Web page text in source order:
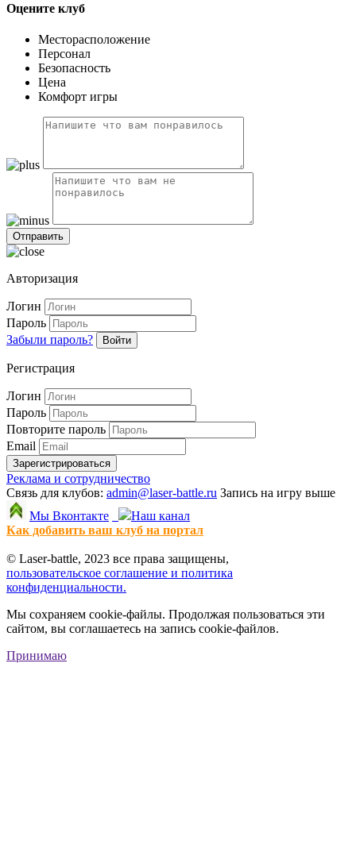
Оцените клуб
Месторасположение
Персонал
Безопасность
Цена
Комфорт игры
Авторизация
Логин
Пароль
Забыли пароль?
Войти
Регистрация
Логин
Пароль
Повторите пароль
Email
Зарегистрироваться
Реклама и сотрудничество
Связь для клубов: admin@laser-battle.ru Запись на игру выше
Мы Вконтакте
Наш канал
Как добавить ваш клуб на портал
© Laser-battle, 2023 все права защищены,
пользовательское соглашение и политика
конфиденциальности.
Мы сохраняем cookie-файлы. Продолжая пользоваться эти
сайтом, вы соглашаетесь на запись cookie-файлов.
Принимаю